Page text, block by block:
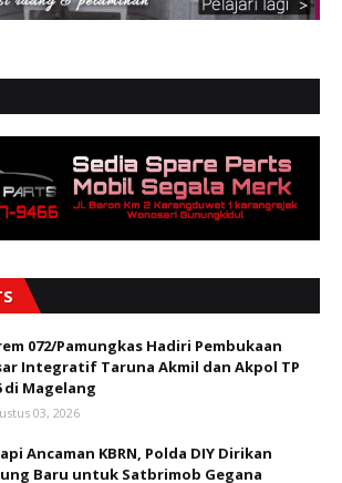
072/Pamungkas Hadiri Pembukaan
Integratif Taruna Akmil dan Akpol TP
di Magelang
03, 2026
Ancaman KBRN, Polda DIY Dirikan
Baru untuk Satbrimob Gegana